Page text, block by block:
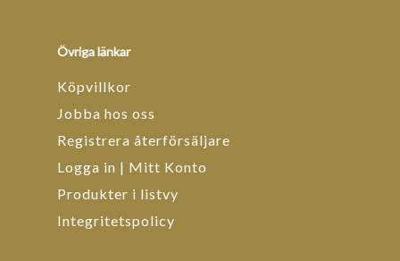
Övriga länkar
Köpvillkor
Jobba hos oss
Registrera återförsäljare
Logga in | Mitt Konto
Produkter i listvy
Integritetspolicy